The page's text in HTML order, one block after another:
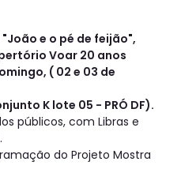
e o pé de feijão",
Voar 20 anos
( 02 e 03 de
K lote 05 - PRÓ DF).
públicos, com Libras e
do Projeto Mostra